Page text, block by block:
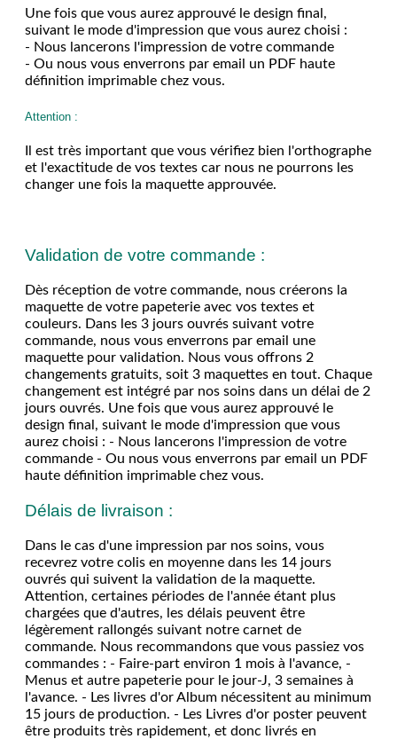
Une fois que vous aurez approuvé le design final,
suivant le mode d'impression que vous aurez choisi :
- Nous lancerons l'impression de votre commande
- Ou nous vous enverrons par email un PDF haute
définition imprimable chez vous.
Attention :
Il est très important que vous vérifiez bien l'orthographe
et l'exactitude de vos textes car nous ne pourrons les
changer une fois la maquette approuvée.
Validation de votre commande :
Dès réception de votre commande, nous créerons la
maquette de votre papeterie avec vos textes et
couleurs. Dans les 3 jours ouvrés suivant votre
commande, nous vous enverrons par email une
maquette pour validation. Nous vous offrons 2
changements gratuits, soit 3 maquettes en tout. Chaque
changement est intégré par nos soins dans un délai de 2
jours ouvrés. Une fois que vous aurez approuvé le
design final, suivant le mode d'impression que vous
aurez choisi : - Nous lancerons l'impression de votre
commande - Ou nous vous enverrons par email un PDF
haute définition imprimable chez vous.
Délais de livraison :
Dans le cas d'une impression par nos soins, vous
recevrez votre colis en moyenne dans les 14 jours
ouvrés qui suivent la validation de la maquette.
Attention, certaines périodes de l'année étant plus
chargées que d'autres, les délais peuvent être
légèrement rallongés suivant notre carnet de
commande. Nous recommandons que vous passiez vos
commandes : - Faire-part environ 1 mois à l'avance, -
Menus et autre papeterie pour le jour-J, 3 semaines à
l'avance. - Les livres d'or Album nécessitent au minimum
15 jours de production. - Les Livres d'or poster peuvent
être produits très rapidement, et donc livrés en